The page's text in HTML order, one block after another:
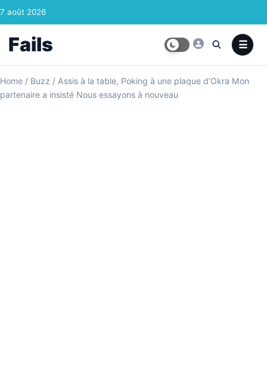
Skip to content
7 août 2026
Fails
Home / Buzz / Assis à la table, Poking à une plaque d’Okra Mon
partenaire a insisté Nous essayons à nouveau